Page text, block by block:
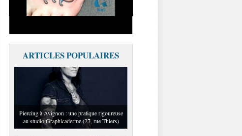
ARTICLES POPULAIRES
Piercing à Avignon : une pratique rigoureuse
au studio Graphicaderme (27, rue Thiers)